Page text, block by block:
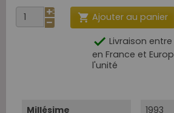
 Ajouter au panier
 Livraison
en France et
l'unité
Millésime 1993